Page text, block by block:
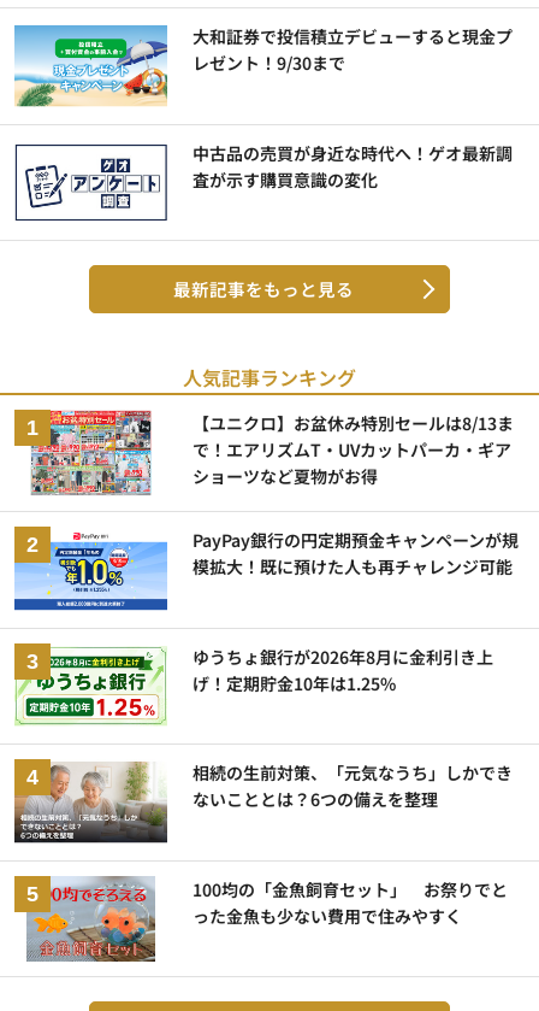
大和証券で投信積立デビューすると現金プ
レゼント！9/30まで
中古品の売買が身近な時代へ！ゲオ最新調
査が示す購買意識の変化
最新記事をもっと見る
人気記事ランキング
【ユニクロ】お盆休み特別セールは8/13ま
で！エアリズムT・UVカットパーカ・ギア
ショーツなど夏物がお得
PayPay銀行の円定期預金キャンペーンが規
模拡大！既に預けた人も再チャレンジ可能
ゆうちょ銀行が2026年8月に金利引き上
げ！定期貯金10年は1.25%
相続の生前対策、「元気なうち」しかでき
ないこととは？6つの備えを整理
100均の「金魚飼育セット」 お祭りでと
った金魚も少ない費用で住みやすく